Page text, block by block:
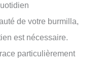
de votre burmilla,
est nécessaire.
particulièrement